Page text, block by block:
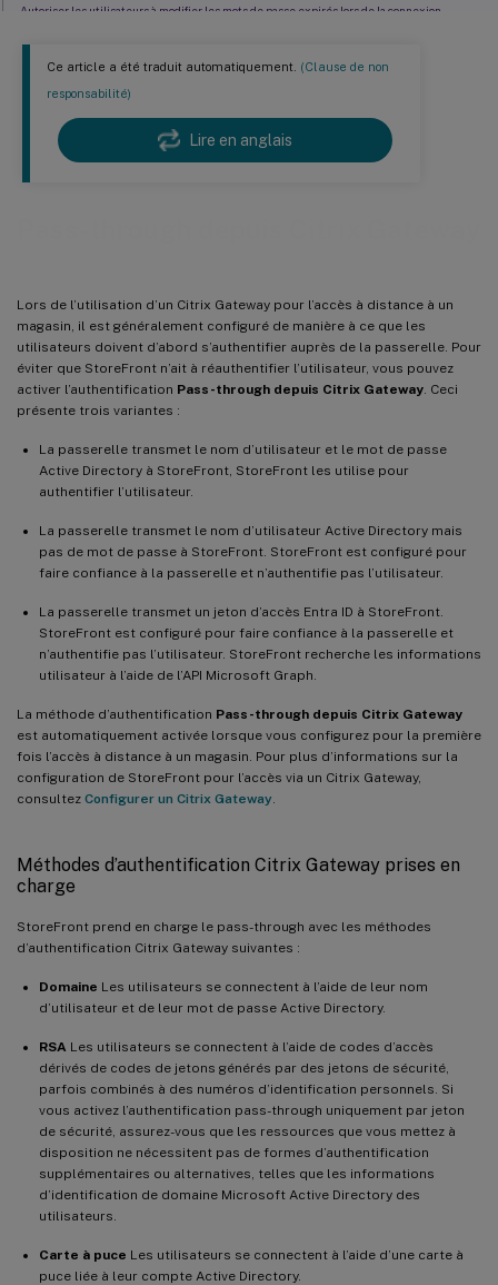
Ce article a été traduit automatiquement. (Clause de non
responsabilité)
Lire en anglais
Lors de l’utilisation d’un Citrix Gateway pour l’accès à distance à un
magasin, il est généralement configuré de manière à ce que les
utilisateurs doivent d’abord s’authentifier auprès de la passerelle. Pour
éviter que StoreFront n’ait à réauthentifier l’utilisateur, vous pouvez
activer l’authentification Pass-through depuis Citrix Gateway . Ceci
présente trois variantes :
La passerelle transmet le nom d’utilisateur et le mot de passe
Active Directory à StoreFront, StoreFront les utilise pour
authentifier l’utilisateur.
La passerelle transmet le nom d’utilisateur Active Directory mais
pas de mot de passe à StoreFront. StoreFront est configuré pour
faire confiance à la passerelle et n’authentifie pas l’utilisateur.
La passerelle transmet un jeton d’accès Entra ID à StoreFront.
StoreFront est configuré pour faire confiance à la passerelle et
n’authentifie pas l’utilisateur. StoreFront recherche les informations
utilisateur à l’aide de l’API Microsoft Graph.
La méthode d’authentification Pass-through depuis Citrix Gateway
est automatiquement activée lorsque vous configurez pour la première
fois l’accès à distance à un magasin. Pour plus d’informations sur la
configuration de StoreFront pour l’accès via un Citrix Gateway,
consultez Configurer un Citrix Gateway
Méthodes d’authentification Citrix Gateway prises en
charge
StoreFront prend en charge le pass-through avec les méthodes
d’authentification Citrix Gateway suivantes :
Domaine Les utilisateurs se connectent à l’aide de leur nom
d’utilisateur et de leur mot de passe Active Directory.
RSA Les utilisateurs se connectent à l’aide de codes d’accès
dérivés de codes de jetons générés par des jetons de sécurité,
parfois combinés à des numéros d’identification personnels. Si
vous activez l’authentification pass-through uniquement par jeton
de sécurité, assurez-vous que les ressources que vous mettez à
disposition ne nécessitent pas de formes d’authentification
supplémentaires ou alternatives, telles que les informations
d’identification de domaine Microsoft Active Directory des
utilisateurs.
Carte à puce Les utilisateurs se connectent à l’aide d’une carte à
puce liée à leur compte Active Directory.
Autoriser les utilisateurs à modifier les mots de passe expirés lors de la connexion
Autoriser les utilisateurs à changer de mot de passe après la connexion
™ pour faire confiance à StoreFront
Authentification unique vers les VDA